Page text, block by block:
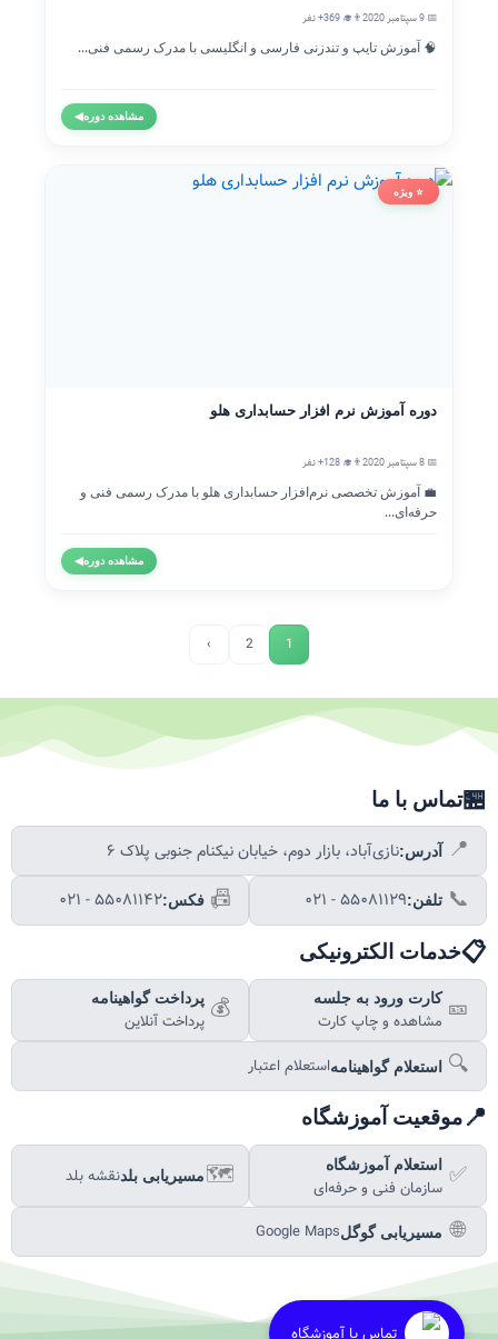
📅 9 سپتامبر 2020
👨‍🎓 369+ نفر
🧠 آموزش تایپ و تندزنی فارسی و انگلیسی با مدرک رسمی فنی...
مشاهده دوره◀
⭐ ویژه
دوره آموزش نرم افزار حسابداری هلو
📅 8 سپتامبر 2020
👨‍🎓 128+ نفر
💼 آموزش تخصصی نرم‌افزار حسابداری هلو با مدرک رسمی فنی و
حرفه‌ای...
مشاهده دوره◀
1
2
›
🏪تماس با ما
📍 آدرس:نازی‌آباد، بازار دوم، خیابان نیکنام جنوبی پلاک ۶
📞 تلفن:۰۲۱ - ۵۵۰۸۱۱۲۹ 📠 فکس:۰۲۱ - ۵۵۰۸۱۱۴۲
📋خدمات الکترونیکی
🎫 کارت ورود به جلسه
مشاهده و چاپ کارت 💰 پرداخت گواهینامه
پرداخت آنلاین
🔍 استعلام گواهینامهاستعلام اعتبار
📍موقعیت آموزشگاه
✅ استعلام آموزشگاه
سازمان فنی و حرفه‌ای 🗺️مسیریابی بلدنقشه بلد
🌐 مسیریابی گوگلGoogle Maps
تماس با آموزشگاه